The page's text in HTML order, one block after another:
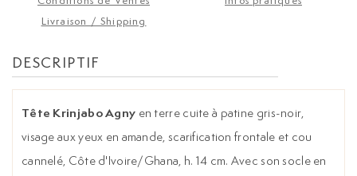
Livraison / Shipping
DESCRIPTIF
Tête Krinjabo Agny en terre cuite à patine gris-noir,
visage aux yeux en amande, scarification frontale et cou
cannelé, Côte d'Ivoire/Ghana, h. 14 cm. Avec son socle en